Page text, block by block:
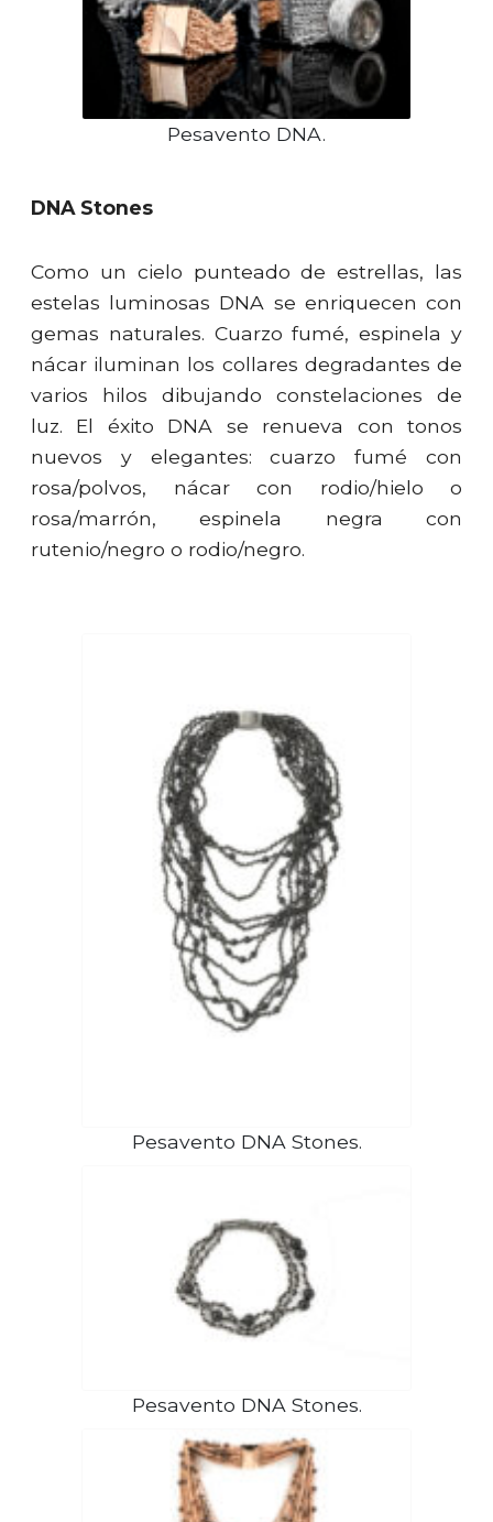
Pesavento DNA.
DNA Stones
Como un cielo punteado de estrellas, las
estelas luminosas DNA se enriquecen con
gemas naturales. Cuarzo fumé, espinela y
nácar iluminan los collares degradantes de
varios hilos dibujando constelaciones de
luz. El éxito DNA se renueva con tonos
nuevos y elegantes: cuarzo fumé con
rosa/polvos, nácar con rodio/hielo o
rosa/marrón, espinela negra con
rutenio/negro o rodio/negro.
Pesavento DNA Stones.
Pesavento DNA Stones.